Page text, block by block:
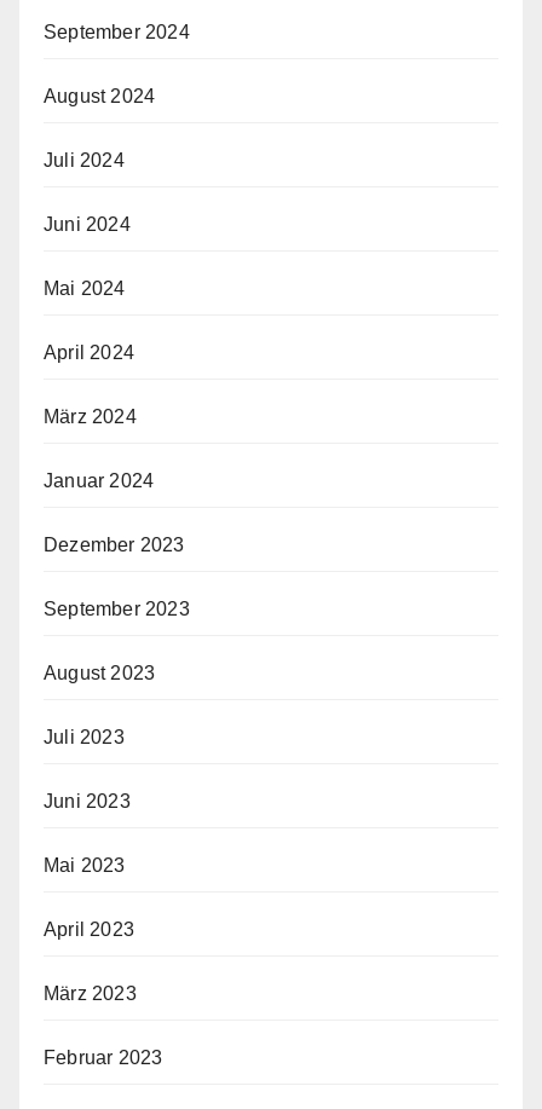
September 2024
August 2024
Juli 2024
Juni 2024
Mai 2024
April 2024
März 2024
Januar 2024
Dezember 2023
September 2023
August 2023
Juli 2023
Juni 2023
Mai 2023
April 2023
März 2023
Februar 2023